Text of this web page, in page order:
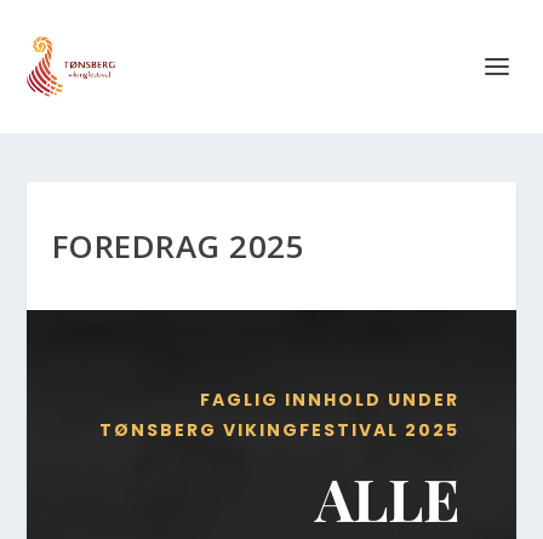
FOREDRAG 2025
FAGLIG INNHOLD UNDER
TØNSBERG VIKINGFESTIVAL 2025
ALLE